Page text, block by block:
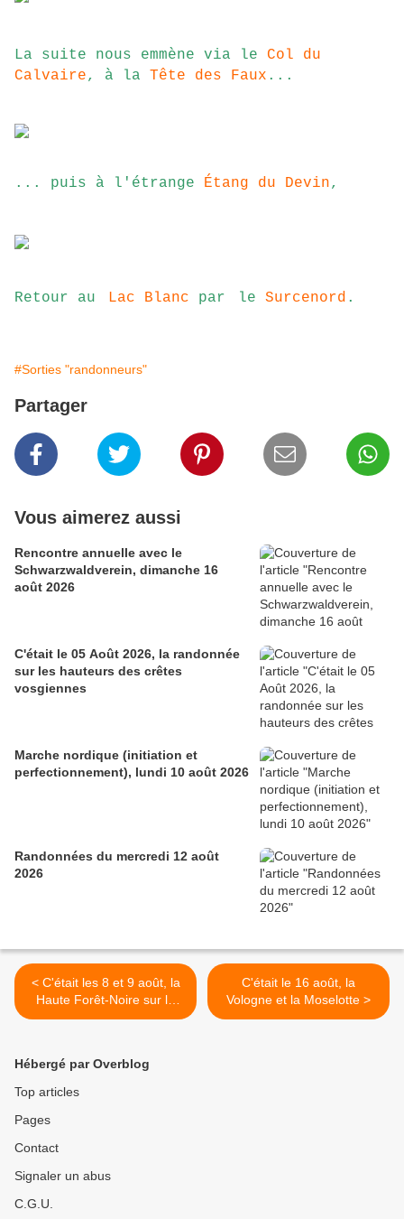
La suite nous emmène via le Col du
Calvaire, à la Tête des Faux ...
... puis à l'étrange Étang du Devin,
Retour au Lac Blanc par le Surcenord .
#Sorties "randonneurs"
Partager
Vous aimerez aussi
Rencontre annuelle avec le
Schwarzwaldverein, dimanche 16
août 2026
C'était le 05 Août 2026, la randonnée
sur les hauteurs des crêtes
vosgiennes
Marche nordique (initiation et
perfectionnement), lundi 10 août 2026
Randonnées du mercredi 12 août
2026
< C'était les 8 et 9 août, la
Haute Forêt-Noire sur le
Westweg
C'était le 16 août, la
Vologne et la Moselotte >
Hébergé par Overblog
Top articles
Pages
Contact
Signaler un abus
C.G.U.